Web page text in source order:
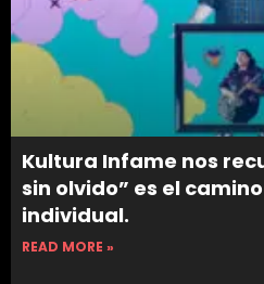
Kultura Infame nos
sin olvido” es el
individual.
READ MORE »